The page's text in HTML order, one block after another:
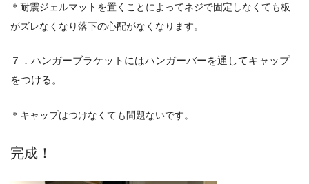
＊耐震ジェルマットを置くことによってネジで固定しなくても板
がズレなくなり落下の心配がなくなります。
７．ハンガーブラケットにはハンガーバーを通してキャップ
をつける。
＊キャップはつけなくても問題ないです。
完成！